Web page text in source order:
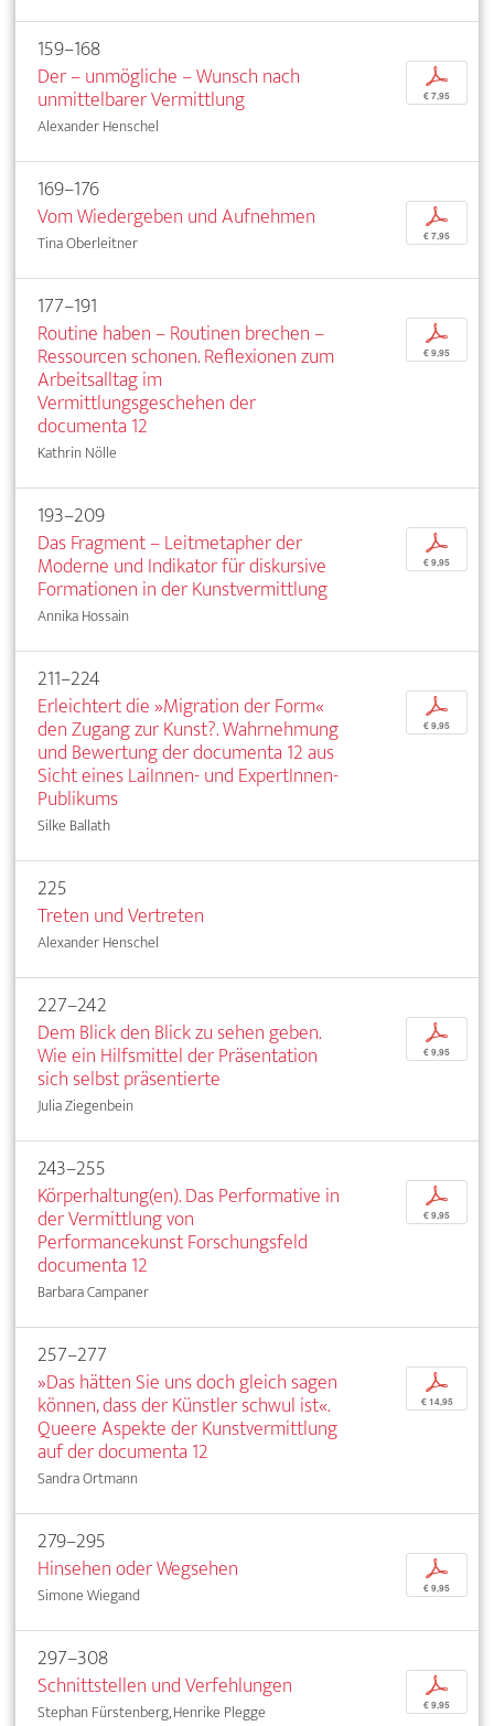
159–168
Der – unmögliche – Wunsch nach
unmittelbarer Vermittlung
Alexander Henschel
p
€ 7,95
169–176
Vom Wiedergeben und Aufnehmen
Tina Oberleitner
p
€ 7,95
177–191
Routine haben – Routinen brechen –
Ressourcen schonen. Reflexionen zum
Arbeitsalltag im
Vermittlungsgeschehen der
documenta 12
Kathrin Nölle
p
€ 9,95
193–209
Das Fragment – Leitmetapher der
Moderne und Indikator für diskursive
Formationen in der Kunstvermittlung
Annika Hossain
p
€ 9,95
211–224
Erleichtert die »Migration der Form«
den Zugang zur Kunst?. Wahrnehmung
und Bewertung der documenta 12 aus
Sicht eines LaiInnen- und ExpertInnen-
Publikums
Silke Ballath
p
€ 9,95
225
Treten und Vertreten
Alexander Henschel
227–242
Dem Blick den Blick zu sehen geben.
Wie ein Hilfsmittel der Präsentation
sich selbst präsentierte
Julia Ziegenbein
p
€ 9,95
243–255
Körperhaltung(en). Das Performative in
der Vermittlung von
Performancekunst Forschungsfeld
documenta 12
Barbara Campaner
p
€ 9,95
257–277
»Das hätten Sie uns doch gleich sagen
können, dass der Künstler schwul ist«.
Queere Aspekte der Kunstvermittlung
auf der documenta 12
Sandra Ortmann
p
€ 14,95
279–295
Hinsehen oder Wegsehen
Simone Wiegand
p
€ 9,95
297–308
Schnittstellen und Verfehlungen
Stephan Fürstenberg, Henrike Plegge
p
€ 9,95